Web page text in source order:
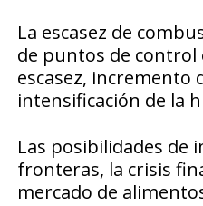
La escasez de
de puntos de control
escasez, incremento
intensificación de la
Las posibilidades de
fronteras, la crisis
mercado de